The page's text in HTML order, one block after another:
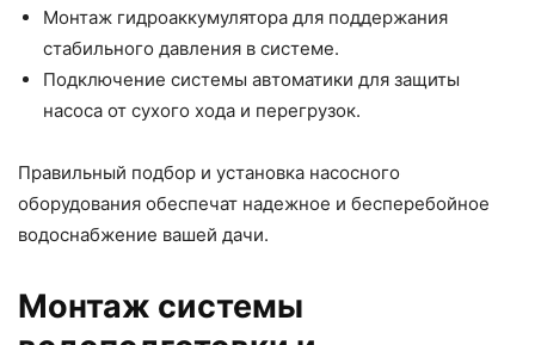
Монтаж гидроаккумулятора для поддержания
стабильного давления в системе.
Подключение системы автоматики для защиты
насоса от сухого хода и перегрузок.
Правильный подбор и установка насосного
оборудования обеспечат надежное и бесперебойное
водоснабжение вашей дачи.
Монтаж системы